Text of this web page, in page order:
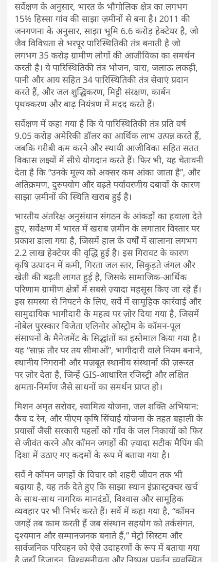
सर्वेक्षण के अनुसार, भारत के भौगोलिक क्षेत्र का लगभग
15% हिस्सा गांव की साझा ज़मीनों से बना है। 2011 की
जनगणना के अनुसार, साझा भूमि 6.6 करोड़ हेक्टेयर है, जो
जैव विविधता से भरपूर पारिस्थितिकी तंत्र बनाती है जो
लगभग 35 करोड़ ग्रामीण लोगों की आजीविका का समर्थन
करती है। ये पारिस्थितिकी तंत्र भोजन, चारा, जलाऊ लकड़ी,
पानी और आय सहित 34 पारिस्थितिकी तंत्र सेवाएं प्रदान
करते हैं, और जल शुद्धिकरण, मिट्टी संरक्षण, कार्बन
पृथक्करण और बाढ़ नियंत्रण में मदद करते हैं।
सर्वेक्षण में कहा गया है कि ये पारिस्थितिकी तंत्र प्रति वर्ष
9.05 करोड़ अमेरिकी डॉलर का आर्थिक लाभ उत्पन्न करते हैं,
जबकि गरीबी कम करने और स्थायी आजीविका सहित सतत
विकास लक्ष्यों में सीधे योगदान करते हैं। फिर भी, यह चेतावनी
देता है कि “उनके मूल्य को अक्सर कम आंका जाता है”, और
अतिक्रमण, दुरुपयोग और बढ़ते पर्यावरणीय दबावों के कारण
साझा ज़मीनों की स्थिति खराब हुई है।
भारतीय अंतरिक्ष अनुसंधान संगठन के आंकड़ों का हवाला देते
हुए, सर्वेक्षण में भारत में खराब ज़मीन के लगातार विस्तार पर
प्रकाश डाला गया है, जिसमें हाल के वर्षों में सालाना लगभग
2.2 लाख हेक्टेयर की वृद्धि हुई है। इस गिरावट के कारण
कृषि उत्पादन में कमी, गिरता जल स्तर, सिकुड़ते जंगल और
खेती की बढ़ती लागत हुई है, जिसके सामाजिक-आर्थिक
परिणाम ग्रामीण क्षेत्रों में सबसे ज़्यादा महसूस किए जा रहे हैं।
इस समस्या से निपटने के लिए, सर्वे में सामूहिक कार्रवाई और
सामुदायिक भागीदारी के महत्व पर ज़ोर दिया गया है, जिसमें
नोबेल पुरस्कार विजेता एलिनोर ओस्ट्रोम के कॉमन-पूल
संसाधनों के मैनेजमेंट के सिद्धांतों का इस्तेमाल किया गया है।
यह “साफ़ तौर पर तय सीमाओं”, भागीदारी वाले नियम बनाने,
स्थानीय निगरानी और मज़बूत स्थानीय संस्थानों की ज़रूरत
पर ज़ोर देता है, जिन्हें GIS-आधारित रजिस्ट्री और लक्षित
क्षमता-निर्माण जैसे साधनों का समर्थन प्राप्त हो।
मिशन अमृत सरोवर, स्वामित्व योजना, जल शक्ति अभियान:
कैच द रेन, और पीएम कृषि सिंचाई योजना के तहत बहाली के
प्रयासों जैसी सरकारी पहलों को गाँव के जल निकायों को फिर
से जीवंत करने और कॉमन जगहों की ज़्यादा सटीक मैपिंग की
दिशा में उठाए गए कदमों के रूप में बताया गया है।
सर्वे ने कॉमन जगहों के विचार को शहरी जीवन तक भी
बढ़ाया है, यह तर्क देते हुए कि साझा स्थान इंफ्रास्ट्रक्चर खर्च
के साथ-साथ नागरिक मानदंडों, विश्वास और सामूहिक
व्यवहार पर भी निर्भर करते हैं। सर्वे में कहा गया है, “कॉमन
जगहें तब काम करती हैं जब संस्थान सहयोग को तर्कसंगत,
दृश्यमान और सम्मानजनक बनाते हैं,” मेट्रो सिस्टम और
सार्वजनिक परिवहन को ऐसे उदाहरणों के रूप में बताया गया